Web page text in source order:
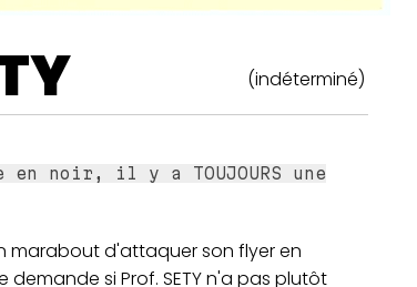
(indéterminé)
en noir, il y a TOUJOURS une
marabout d'attaquer son flyer en
demande si Prof. SETY n'a pas plutôt